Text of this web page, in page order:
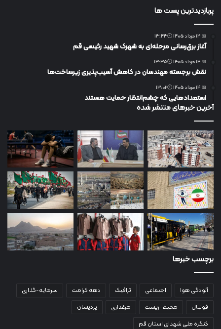
پربازدیدترین پست ها
📅 14 مرداد 1405 🕙13:43
آغاز برق‌رسانی مرحله‌ای به شهرک شهید رئیسی قم
📅 14 مرداد 1405 🕙13:35
نقش برجسته مهندسان در کاهش آسیب‌پذیری زیرساخت‌ها
📅 14 مرداد 1405 🕙13:02
استعدادهایی که چشم‌انتظار حمایت هستند
آخرین خبرهای منتشر شده
برچسب خبرها
آلودگی هوا اجتماعی ترافیک دهه کرامت
سرمایه-گذاری
فوتبال
محیط-زیست مرغداری
پردیسان
کنگره ملی شهدای استان قم